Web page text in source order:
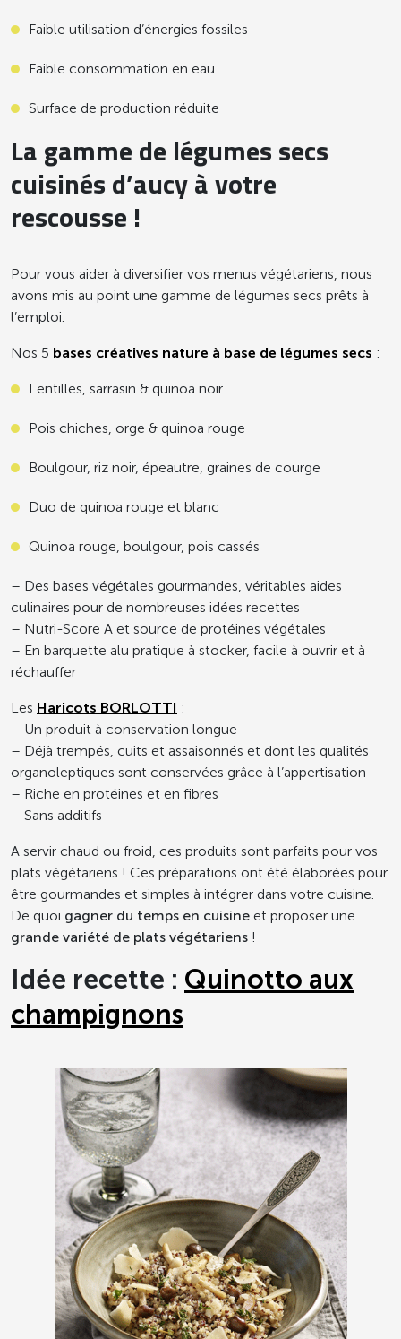
Faible utilisation d’énergies fossiles
Faible consommation en eau
Surface de production réduite
La gamme de légumes secs
cuisinés d’aucy à votre
rescousse !
Pour vous aider à diversifier vos menus végétariens, nous
avons mis au point une gamme de légumes secs prêts à
l’emploi.
Nos 5 bases créatives nature à base de légumes secs :
Lentilles, sarrasin & quinoa noir
Pois chiches, orge & quinoa rouge
Boulgour, riz noir, épeautre, graines de courge
Duo de quinoa rouge et blanc
Quinoa rouge, boulgour, pois cassés
– Des bases végétales gourmandes, véritables aides
culinaires pour de nombreuses idées recettes
– Nutri-Score A et source de protéines végétales
– En barquette alu pratique à stocker, facile à ouvrir et à
réchauffer
Les Haricots BORLOTTI :
– Un produit à conservation longue
– Déjà trempés, cuits et assaisonnés et dont les qualités
organoleptiques sont conservées grâce à l’appertisation
– Riche en protéines et en fibres
– Sans additifs
A servir chaud ou froid, ces produits sont parfaits pour vos
plats végétariens ! Ces préparations ont été élaborées pour
être gourmandes et simples à intégrer dans votre cuisine.
De quoi gagner du temps en cuisine et proposer une
grande variété de plats végétariens !
Idée recette : Quinotto aux
champignons